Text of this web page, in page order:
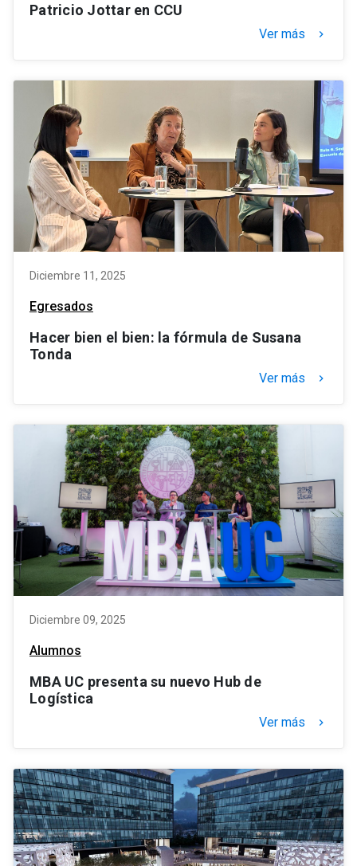
Patricio Jottar en CCU
Ver más keyboard_arrow_right
Diciembre 11, 2025
Egresados
Hacer bien el bien: la fórmula de Susana
Tonda
Ver más keyboard_arrow_right
Diciembre 09, 2025
Alumnos
MBA UC presenta su nuevo Hub de
Logística
Ver más keyboard_arrow_right